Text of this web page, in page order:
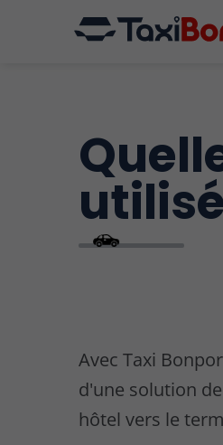
Avec Taxi
d'une solution
hôtel vers le